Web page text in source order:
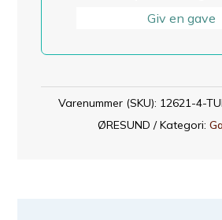
Giv en gave
Varenummer (SKU): 12621-4-
ØRESUND
Kategori: